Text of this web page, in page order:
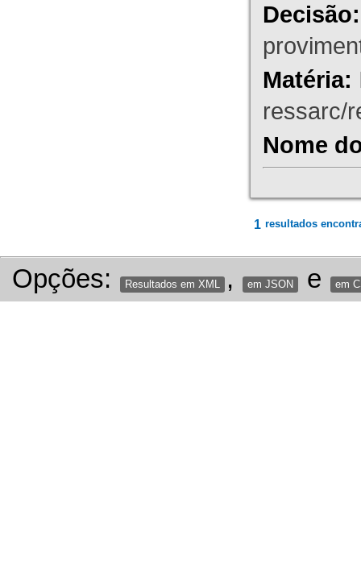
Decisão:
Matéria:
ressarc/
Nome
1 resultados
Opções: Resultados em XML , em JSON e em